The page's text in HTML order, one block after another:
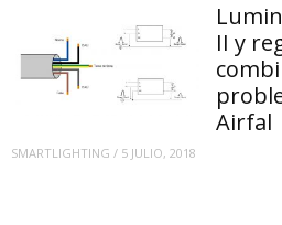
II y
Airfal
SMARTLIGHTING / 5 JULIO, 2018